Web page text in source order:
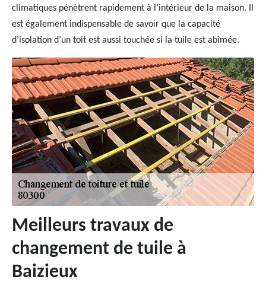
climatiques pénètrent rapidement à l’intérieur de la maison. Il
est également indispensable de savoir que la capacité
d’isolation d’un toit est aussi touchée si la tuile est abîmée.
Meilleurs travaux de
changement de tuile à
Baizieux